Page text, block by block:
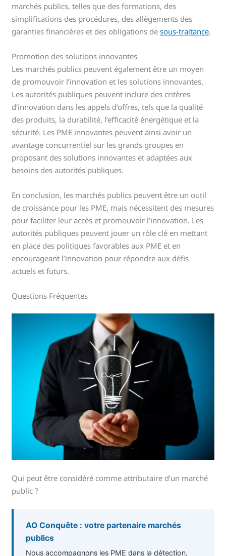
marchés publics, telles que des formations, des
simplifications des procédures, des allègements des
garanties financières et des obligations desous-traitance.
Promotion des solutions innovantes
Les marchés publics peuvent également être un moyen
de promouvoir l’innovation et les solutions innovantes.
Les autorités publiques peuvent inclure des critères
d’innovation dans les appels d’offres, tels que la qualité
des produits, la durabilité, l’efficacité énergétique et la
sécurité. Les PME innovantes peuvent ainsi avoir un
avantage concurrentiel sur les grands groupes en
proposant des solutions innovantes et adaptées aux
besoins des autorités publiques.
En conclusion, les marchés publics peuvent être un outil
de croissance pour les PME, mais nécessitent des mesures
pour faciliter leur accès et promouvoir l’innovation. Les
autorités publiques peuvent jouer un rôle clé en mettant
en place des politiques favorables aux PME et en
encourageant l’innovation pour répondre aux défis
actuels et futurs.
Questions Fréquentes
Qui peut être considéré comme attributaire d’un marché
public ?
AO Conquête : votre partenaire marchés
publics
Nous accompagnons les PME dans la détection,